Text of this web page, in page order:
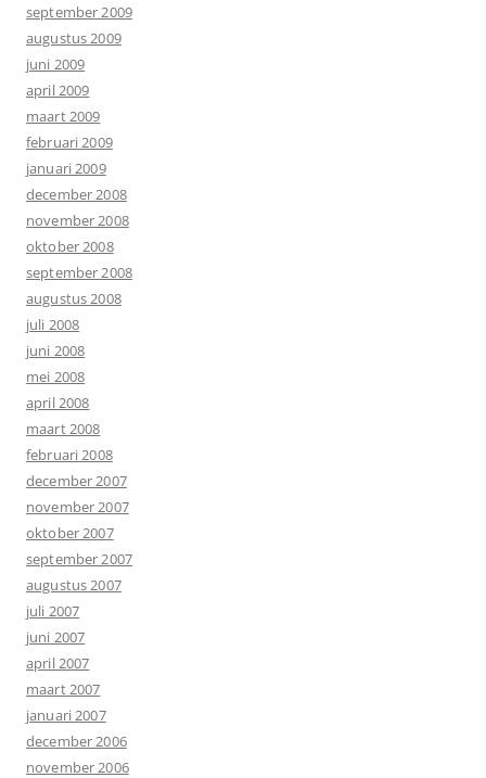
september 2009
augustus 2009
juni 2009
april 2009
maart 2009
februari 2009
januari 2009
december 2008
november 2008
oktober 2008
september 2008
augustus 2008
juli 2008
juni 2008
mei 2008
april 2008
maart 2008
februari 2008
december 2007
november 2007
oktober 2007
september 2007
augustus 2007
juli 2007
juni 2007
april 2007
maart 2007
januari 2007
december 2006
november 2006